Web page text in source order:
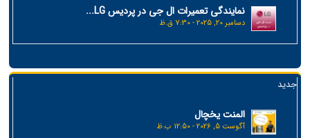
نمایندگی تعمیرات ال جی در پردیس LG...
دسامبر 20, 2025 - 7:30 ق.ظ
جدید
المنت یخچال
آگوست 5, 2026 - 12:50 ب.ظ